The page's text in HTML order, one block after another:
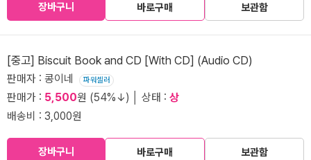
장바구니 바로구매 보관함
[중고] Biscuit Book and CD [With CD] (Audio CD)
판매자 : 콩이네 파워셀러
판매가 : 5,500원 (54%↓) │ 상태 : 상
배송비 : 3,000원
장바구니 바로구매 보관함